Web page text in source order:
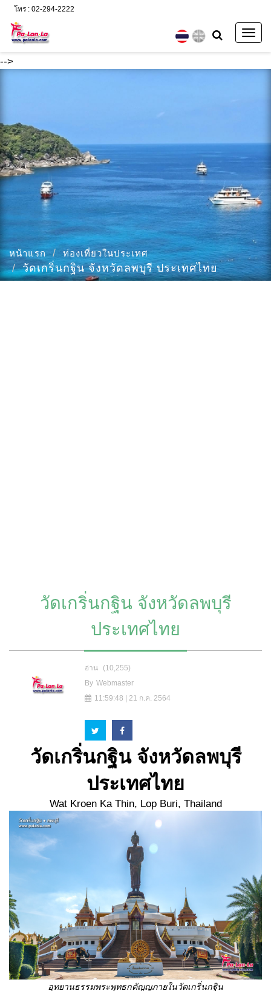
-->
โทร : 02-294-2222
หน้าแรก ท่องเที่ยวในประเทศ
วัดเกริ่นกฐิน จังหวัดลพบุรี ประเทศไทย
วัดเกริ่นกฐิน จังหวัดลพบุรี
ประเทศไทย
อ่าน
(10,255)
By Webmaster
11:59:48 | 21 ก.ค. 2564
วัดเกริ่นกฐิน จังหวัดลพบุรี
ประเทศไทย
Wat Kroen Ka Thin, Lop Buri, Thailand
อุทยานธรรมพระพุทธกตัญญูภายในวัดเกริ่นกฐิน